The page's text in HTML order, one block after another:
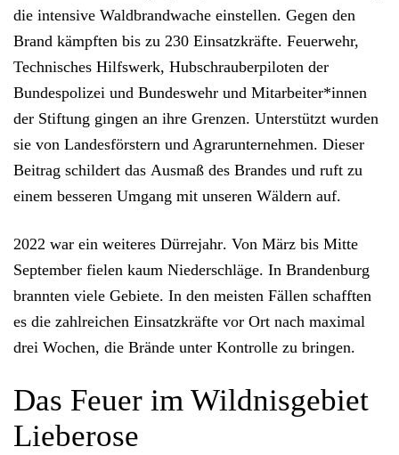
die intensive Waldbrandwache einstellen. Gegen den
Brand kämpften bis zu 230 Einsatzkräfte. Feuerwehr,
Technisches Hilfswerk, Hubschrauberpiloten der
Bundespolizei und Bundeswehr und Mitarbeiter*innen
der Stiftung gingen an ihre Grenzen. Unterstützt wurden
sie von Landesförstern und Agrarunternehmen. Dieser
Beitrag schildert das Ausmaß des Brandes und ruft zu
einem besseren Umgang mit unseren Wäldern auf.
2022 war ein weiteres Dürrejahr. Von März bis Mitte
September fielen kaum Niederschläge. In Brandenburg
brannten viele Gebiete. In den meisten Fällen schafften
es die zahlreichen Einsatzkräfte vor Ort nach maximal
drei Wochen, die Brände unter Kontrolle zu bringen.
Das Feuer im Wildnisgebiet
Lieberose